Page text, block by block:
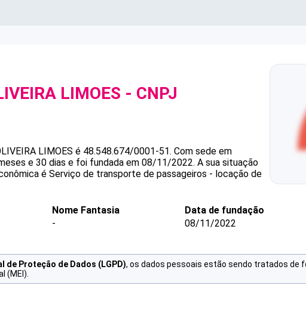
LIMOES - CNPJ
LIMOES é 48.548.674/0001-51. Com sede em
e 30 dias e foi fundada em 08/11/2022. A sua situação
é Serviço de transporte de passageiros - locação de
Nome Fantasia
-
Data de fundação
08/11/2022
de Proteção de Dados (LGPD), os dados pessoais estão sendo tratados de
(MEI).